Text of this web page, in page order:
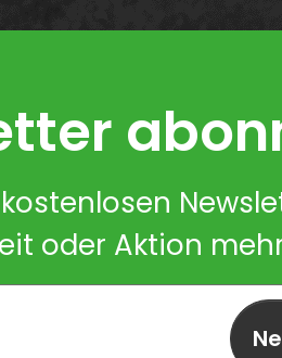
oder Aktion